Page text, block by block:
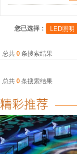
您已选择： LED照明
总共 0 条搜索结果
总共 0 条搜索结果